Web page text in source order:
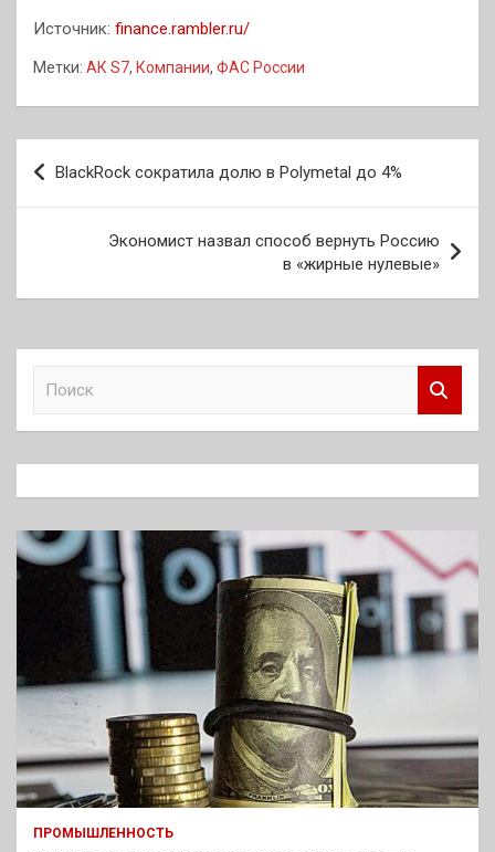
Источник: finance.rambler.ru/
Метки: АК S7, Компании, ФАС России
Навигация
по
записям
BlackRock сократила долю в Polymetal до 4%
Экономист назвал способ вернуть Россию
в «жирные нулевые»
к
ПРОМЫШЛЕННОСТЬ